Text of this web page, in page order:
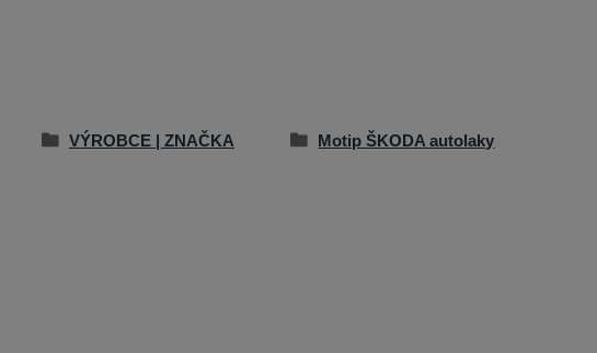
VÝROBCE | ZNAČKA Motip ŠKODA autolaky